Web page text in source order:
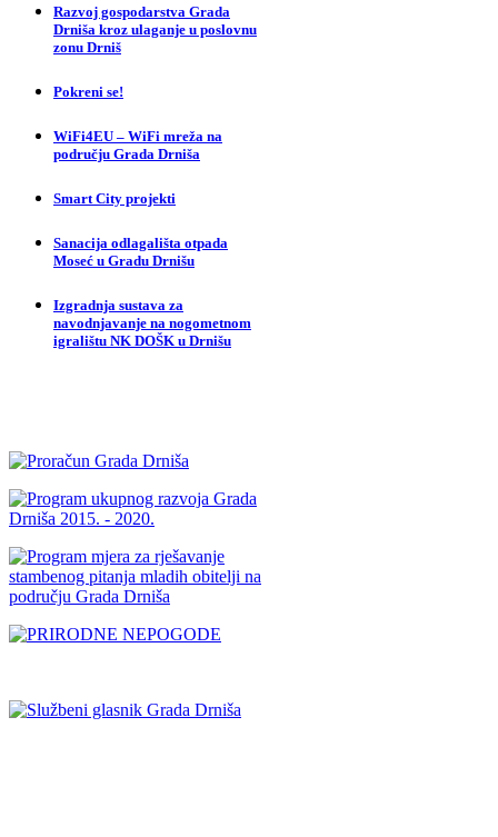
Razvoj gospodarstva Grada
Drniša kroz ulaganje u poslovnu
zonu Drniš
Pokreni se!
WiFi4EU – WiFi mreža na
području Grada Drniša
Smart City projekti
Sanacija odlagališta otpada
Moseć u Gradu Drnišu
Izgradnja sustava za
navodnjavanje na nogometnom
igralištu NK DOŠK u Drnišu